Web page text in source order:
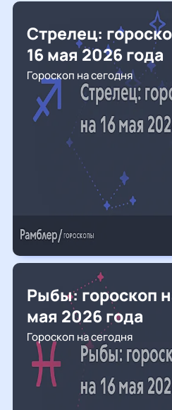
Стрелец:
16 мая 2026 года
Гороскоп на сегодня
Рыбы: гороскоп
мая 2026 года
Гороскоп на сегодня